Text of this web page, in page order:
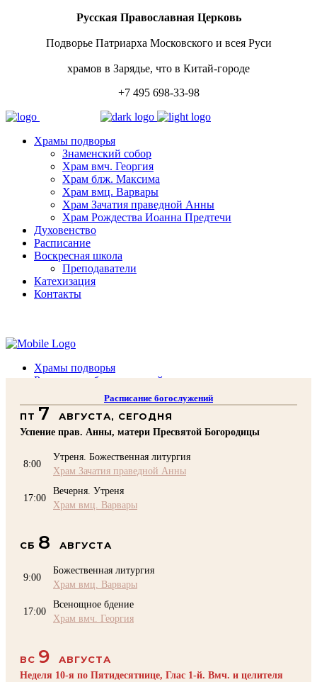
Русская Православная Церковь
Подворье Патриарха Московского и всея Руси
храмов в Зарядье, что в Китай-городе
+7 495 698-33-98
Храмы подворья
Знаменский собор
Храм вмч. Георгия
Храм блж. Максима
Храм вмц. Варвары
Храм Зачатия праведной Анны
Храм Рождества Иоанна Предтечи
Духовенство
Расписание
Воскресная школа
Преподаватели
Катехизация
Контакты
Храмы подворья
Расписание богослужений
Воскресная школа
Преподаватели Воскресной школы
Катехизация
Помочь Подворью
Расписание богослужений
ПТ 7 АВГУСТА, СЕГОДНЯ
Успение прав. Анны, матери Пресвятой Богородицы
8:00
Утреня. Божественная литургия
Храм Зачатия праведной Анны
17:00
Вечерня. Утреня
Храм вмц. Варвары
СБ 8 АВГУСТА
9:00
Божественная литургия
Храм вмц. Варвары
17:00
Всенощное бдение
Храм вмч. Георгия
ВС 9
АВГУСТА
Неделя 10-я по Пятидесятнице, Глас 1-й. Вмч. и целителя